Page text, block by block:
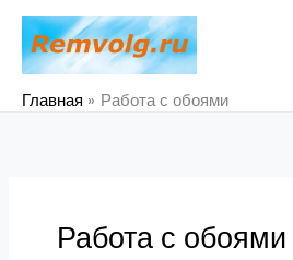
Перейти
содержимому
Главная Работа с обоями
Работа с обоями